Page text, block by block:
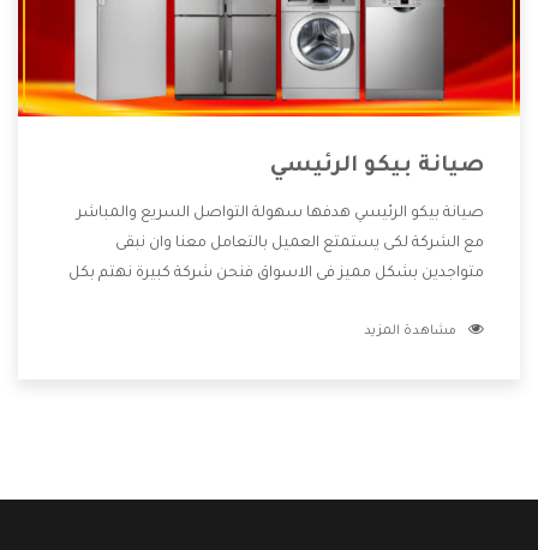
صيانة بيكو الرئيسي
صيانة بيكو الرئيسي هدفها سهولة التواصل السريع والمباشر
مع الشركة لكى يستمتع العميل بالتعامل معنا وان نبقى
متواجدين بشكل مميز فى الاسواق فنحن شركة كبيرة نهتم بكل
الشركة بها والتى تكون منها خدمة الصيانة التى تكون من أهم
مشاهدة المزيد